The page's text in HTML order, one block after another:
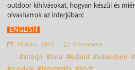
outdoor kihívásokat, hogyan készül és
olvashattok az interjúban!
ENGLISH
10 márc. 2025 0 comment
interjú túra kaland adventure